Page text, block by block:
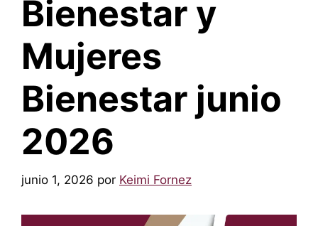
Bienestar y
Mujeres
Bienestar junio
2026
junio 1, 2026 por Keimi Fornez